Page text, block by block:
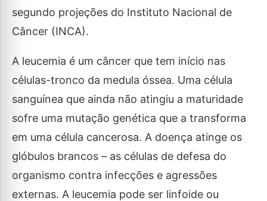
segundo projeções do Instituto Nacional de
Câncer (INCA).
A leucemia é um câncer que tem início nas
células-tronco da medula óssea. Uma célula
sanguínea que ainda não atingiu a maturidade
sofre uma mutação genética que a transforma
em uma célula cancerosa. A doença atinge os
glóbulos brancos – as células de defesa do
organismo contra infecções e agressões
externas. A leucemia pode ser linfoide ou